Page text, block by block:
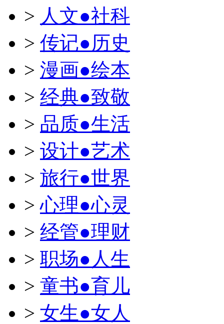
> 人文●社科
> 传记●历史
> 漫画●绘本
> 经典●致敬
> 品质●生活
> 设计●艺术
> 旅行●世界
>心理●心灵
> 经管●理财
> 职场●人生
> 童书●育儿
> 女生●女人